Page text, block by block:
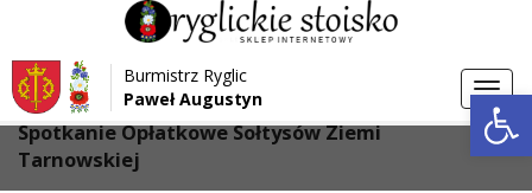
Przejdź do menu
Przejdź do głównej treści strony
Przejdź do stopki strony
Burmistrz Ryglic
Paweł Augustyn
Strona główna > Galeria
Spotkanie Opłatkowe Sołtysów Ziemi
Tarnowskiej